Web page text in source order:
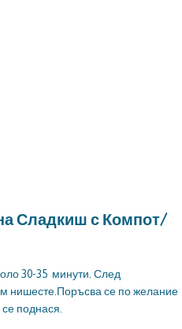
Сладкиш с Компот/
30-35 минути. След
нишесте.Поръсва се по желание
поднася.